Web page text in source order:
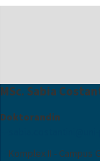
MSc. Sabia
Doktorandin
Komplex II - Campus